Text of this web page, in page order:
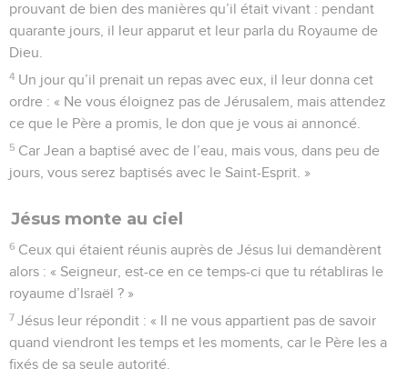
prouvant de bien des manières qu’il était vivant : pendant
quarante jours, il leur apparut et leur parla du Royaume de
Dieu.
4 Un jour qu’il prenait un repas avec eux, il leur donna cet
ordre : « Ne vous éloignez pas de Jérusalem, mais attendez
ce que le Père a promis, le don que je vous ai annoncé.
5 Car Jean a baptisé avec de l’eau, mais vous, dans peu de
jours, vous serez baptisés avec le Saint-Esprit. »
Jésus monte au ciel
6 Ceux qui étaient réunis auprès de Jésus lui demandèrent
alors : « Seigneur, est-ce en ce temps-ci que tu rétabliras le
royaume d’Israël ? »
7 Jésus leur répondit : « Il ne vous appartient pas de savoir
quand viendront les temps et les moments, car le Père les a
fixés de sa seule autorité.